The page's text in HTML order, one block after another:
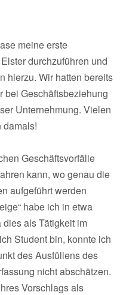
meine erste
durchzuführen und
hierzu. Wir hatten bereits
bei Geschäftsbeziehung
Unternehmung. Vielen
damals!
Geschäftsvorfälle
kann, wo genau die
aufgeführt werden
habe ich in etwa
als Tätigkeit im
Student bin, konnte ich
des Ausfüllens des
nicht abschätzen.
Vorschlags als